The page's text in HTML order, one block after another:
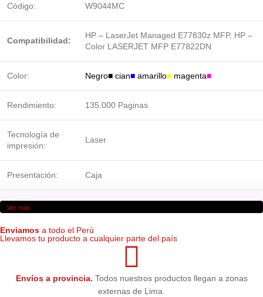
Código: W9044MC
Compatibilidad:
HP – LaserJet Managed E77830z MFP, HP –
Color LASERJET MFP E77822DN
Color: Negro■ cian■ amarillo■ magenta■
Rendimiento: 135.000 Paginas
Tecnología de
impresión:
Laser
Presentación: Caja
Ver más
Enviamos a todo el Perú
Llevamos tu producto a cualquier parte del país
Envíos a provincia. Todos nuestros productos llegan a zonas
externas de Lima.